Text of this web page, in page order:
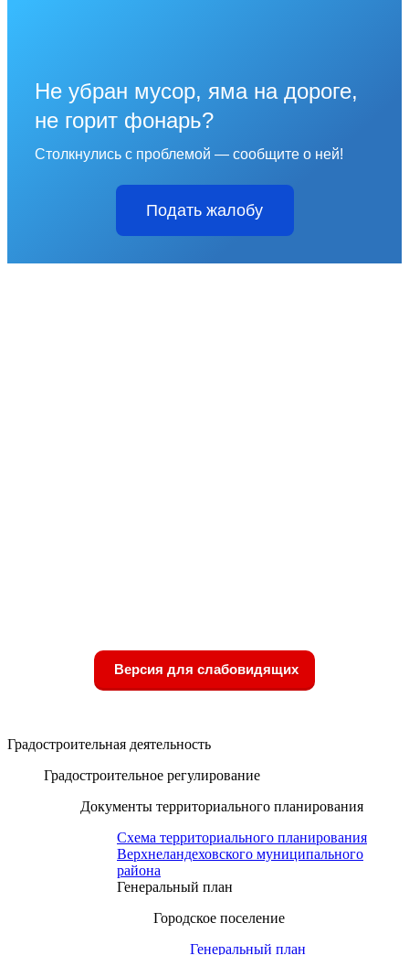
Не убран мусор, яма на дороге,
не горит фонарь?
Столкнулись с проблемой — сообщите о ней!
Подать жалобу
Версия для слабовидящих
Градостроительная деятельность
Градостроительное регулирование
Документы территориального планирования
Схема территориального планирования
Верхнеландеховского муниципального
района
Генеральный план
Городское поселение
Генеральный план